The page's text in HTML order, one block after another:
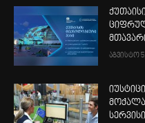
აგვისტო